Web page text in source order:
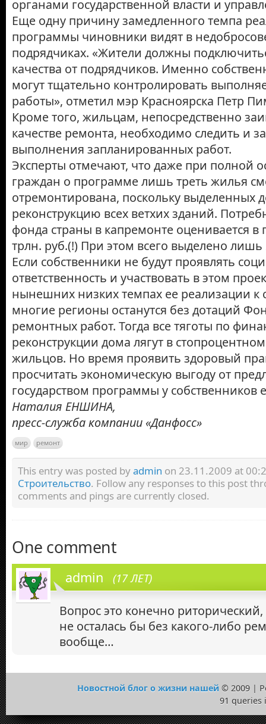
органами государственной власти и
Еще одну причину замедленного темпа
программы чиновники видят в
подрядчиках. «Жители должны
качества от подрядчиков. Именно
могут тщательно контролировать
работы», отметил мэр Красноярска Петр
Кроме того, жильцам, непосредственно
качестве ремонта, необходимо следить и
выполнения запланированных работ.
Эксперты отмечают, что даже при полной
граждан о программе лишь треть жилья
отремонтирована, поскольку выделенных
реконструкцию всех ветхих зданий.
фонда страны в капремонте оценивается в
трлн. руб.(!) При этом всего выделено лишь
Если собственники не будут проявлять
ответственность и участвовать в этом
нынешних низких темпах ее реализации к
многие регионы останутся без дотаций
ремонтных работ. Тогда все тяготы по
реконструкции дома лягут в
жильцов. Но время проявить здоровый
просчитать экономическую выгоду от
государством программы у собственников
Наталия ЕНШИНА,
пресс-служба компании «Данфосс»
мир ремонт
This entry was posted byadmin on 23.11.2009 at
Строительство. Follow any responses to this post
comments and pings are currently closed.
One comment
admin (17 ЛЕТ)
Вопрос это конечно риторический,
не осталась бы без какого-либо
вообще…
Новостной блог о жизни нашей © 2009 |
91 queries